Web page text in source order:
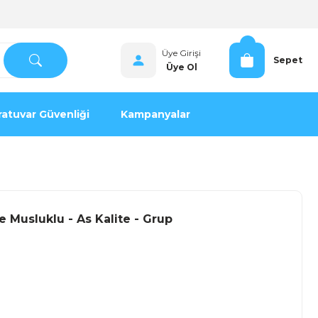
Üye Girişi
Üye Ol
Sepet
Güvenliği Kampanyalar
Musluklu - As Kalite - Grup